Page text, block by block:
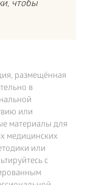
чтобы
размещённая
в
или
материалы для
медицинских
или
с